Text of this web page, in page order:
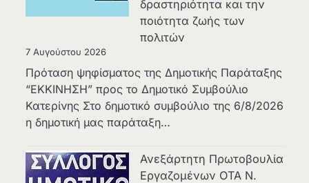
δραστηριότητα και την
ποιότητα ζωής των
πολιτών
7 Αυγούστου 2026
Πρόταση ψηφίσματος της Δημοτικής Παράταξης
“ΕΚΚΙΝΗΣΗ” προς το Δημοτικό Συμβούλιο
Κατερίνης Στο δημοτικό συμβούλιο της 6/8/2026
η δημοτική μας παράταξη…
Ανεξάρτητη Πρωτοβουλία
Εργαζομένων ΟΤΑ Ν.